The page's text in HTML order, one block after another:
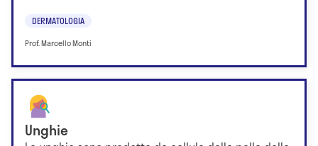
DERMATOLOGIA
Prof. Marcello Monti
Unghie